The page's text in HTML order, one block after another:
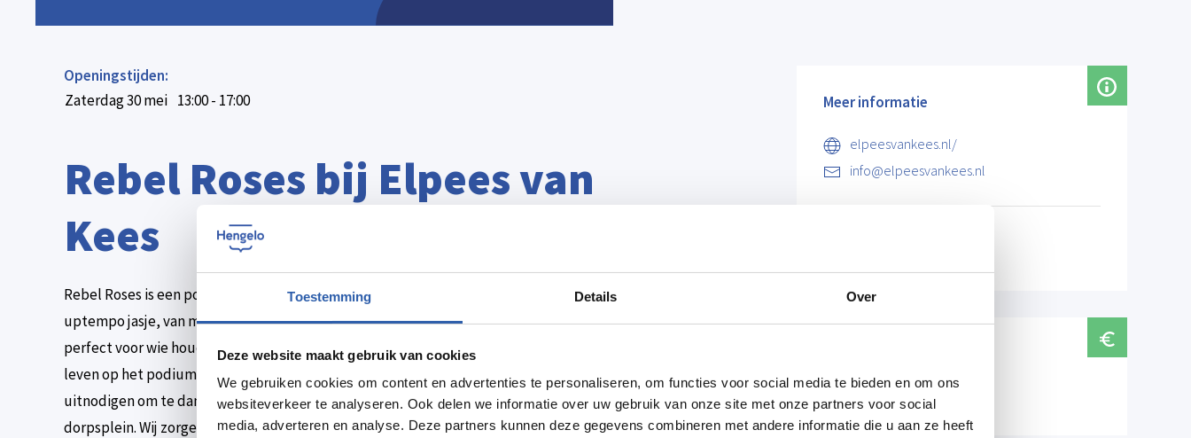
Toestemming Details Over
Deze website maakt gebruik van cookies
We gebruiken cookies om content en advertenties te personaliseren, om functies voor social media te bieden en om ons
websiteverkeer te analyseren. Ook delen we informatie over uw gebruik van onze site met onze partners voor social
media, adverteren en analyse. Deze partners kunnen deze gegevens combineren met andere informatie die u aan ze heeft
Openingstijden:
Zaterdag 30 mei 13:00 - 17:00
Rebel Roses bij Elpees van
Kees
Rebel Roses is een popcoverband met een frisse uitstraling. We spelen bekende hits in een
uptempo jasje, van meezingers tot dansplaten. Onze optredens zijn vrolijk, toegankelijk en
perfect voor wie houdt van live muziek met een goede sfeer. Wij brengen bekende muziek tot
leven op het podium. Denk aan nummers die je herkent, waar je blij van wordt en die je
uitnodigen om te dansen of mee te zingen. Of het nu gaat om een festival, bedrijfsfeest of
dorpsplein. Wij zorgen voor muziek waar mensen van genieten.
Meer informatie
elpeesvankees.nl/
info@elpeesvankees.nl
Natuurlijk is entree gratis